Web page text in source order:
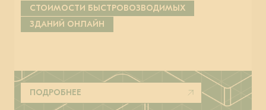
СТОИМОСТИ БЫСТРОВОЗВОДИМЫХ
ЗДАНИЙ ОНЛАЙН
ПОДРОБНЕЕ